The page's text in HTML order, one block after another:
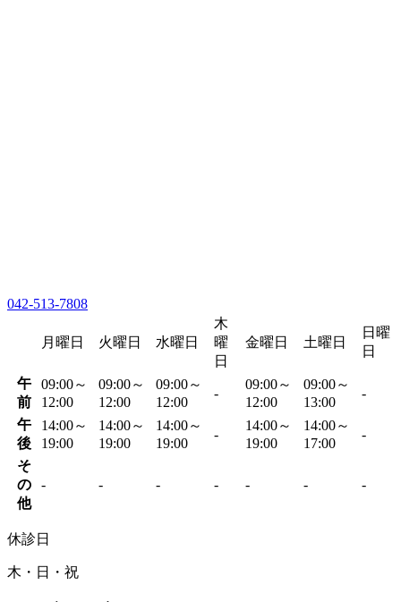
042-513-7808
月曜日 火曜日 水曜日
木
曜
日
金曜日 土曜日
日曜
日
午
前
09:00～
12:00
09:00～
12:00
09:00～
12:00
-
09:00～
12:00
09:00～
13:00
-
午
後
14:00～
19:00
14:00～
19:00
14:00～
19:00
-
14:00～
19:00
14:00～
17:00
-
そ
の
他
- - - - - - -
休診日
木・日・祝